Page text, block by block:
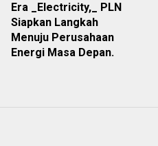
Era _Electricity,_ PLN
Siapkan Langkah
Menuju Perusahaan
Energi Masa Depan.